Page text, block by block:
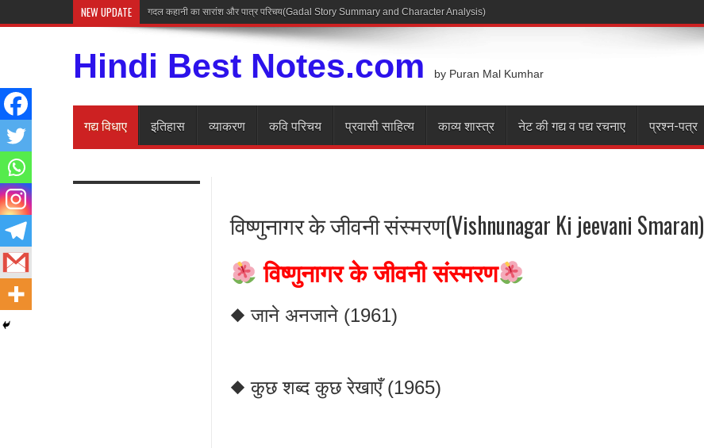
NEW UPDATE अज्ञेय की कहा
Hindi Best Notes.com by Puran Mal Kumhar
गद्य विधाए इतिहास व्याकरण कवि परिचय प्रवासी साहित्य काव्य शास्त्र नेट की गद्य व पद्य रचनाए प्रश्न-पत्र
विष्णुनागर के जीवनी संस्मरण(Vishnunagar Ki jeevani Smaran)
विष्णुनागर के जीवनी संस्मरण
◆ जाने अनजाने (1961)
◆ कुछ शब्द कुछ रेखाएँ (1965)